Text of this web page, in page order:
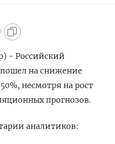
- Российский
на снижение
несмотря на рост
прогнозов.
аналитиков: